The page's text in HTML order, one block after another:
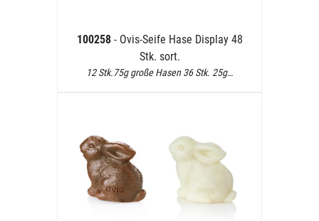
100258 - Ovis-Seife Hase Display 48
Stk. sort.
12 Stk.75g große Hasen 36 Stk. 25g…